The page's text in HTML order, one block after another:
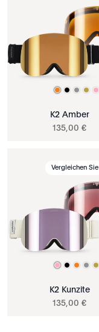
K2 Amber
135,00 €
Vergleichen Sie
K2 Kunzite
135,00 €